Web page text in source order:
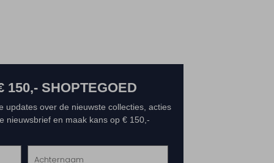
150,- SHOPTEGOED
updates over de nieuwste collecties, acties
nieuwsbrief en maak kans op € 150,-